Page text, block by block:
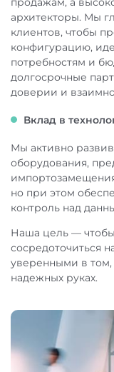
архитекторы. Мы
клиентов, чтобы
конфигурацию,
потребностям и
долгосрочные
доверии и
Вклад в
Мы активно
оборудования,
но при этом
контроль над
Наша цель —
сосредоточиться
уверенными в том,
надежных руках.